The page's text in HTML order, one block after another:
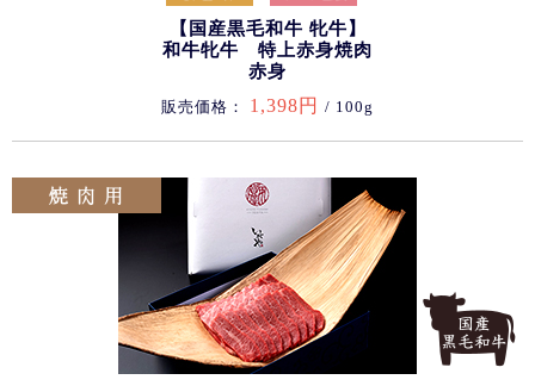
【国産黒毛和牛 牝牛】
和牛牝牛 特上赤身焼肉
赤身
販売価格： 1,398円 / 100g